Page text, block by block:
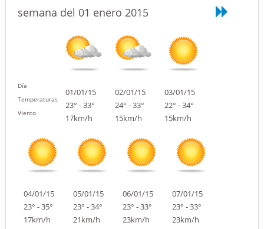
semana del 01 enero 2015
Día
Temperaturas
Viento
01/01/15
23° - 33°
17km/h
02/01/15
24° - 33°
15km/h
03/01/15
22° - 34°
15km/h
04/01/15
23° - 35°
17km/h
05/01/15
23° - 34°
21km/h
06/01/15
23° - 33°
23km/h
07/01/15
23° - 33°
23km/h